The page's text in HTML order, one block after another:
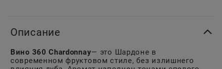
Описание
Вино 360 Chardonnay— это Шардоне в
современном фруктовом стиле, без излишнего